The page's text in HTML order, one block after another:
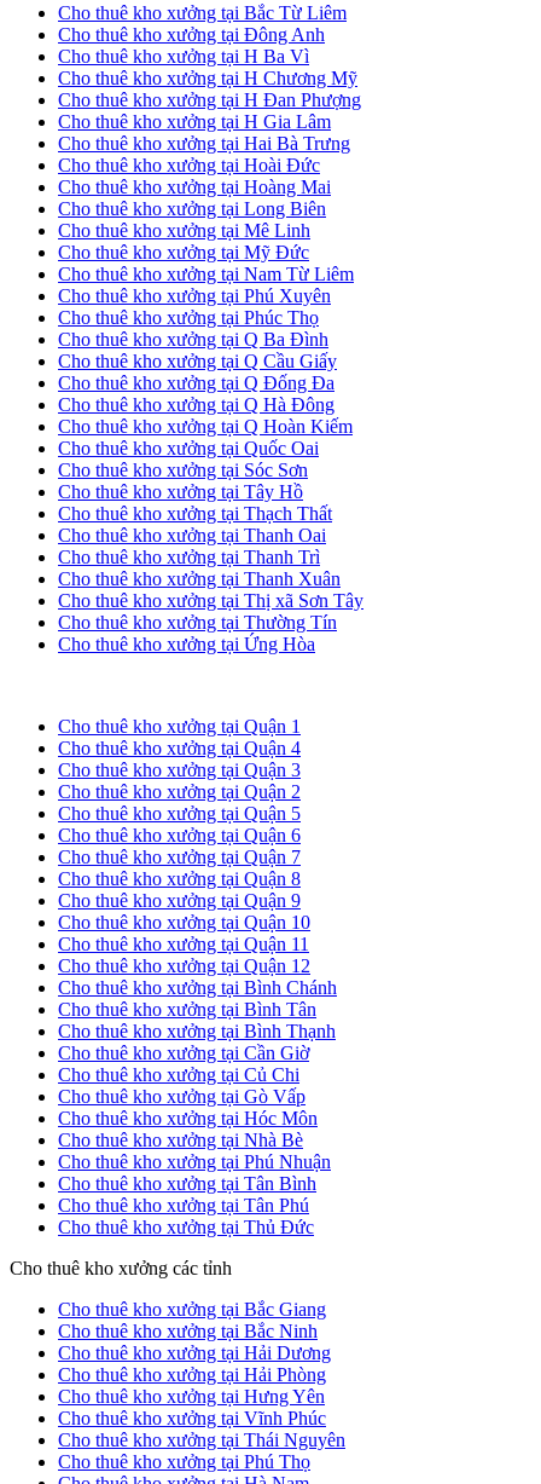
Cho thuê kho xưởng tại Bắc Từ Liêm
Cho thuê kho xưởng tại Đông Anh
Cho thuê kho xưởng tại H Ba Vì
Cho thuê kho xưởng tại H Chương Mỹ
Cho thuê kho xưởng tại H Đan Phượng
Cho thuê kho xưởng tại H Gia Lâm
Cho thuê kho xưởng tại Hai Bà Trưng
Cho thuê kho xưởng tại Hoài Đức
Cho thuê kho xưởng tại Hoàng Mai
Cho thuê kho xưởng tại Long Biên
Cho thuê kho xưởng tại Mê Linh
Cho thuê kho xưởng tại Mỹ Đức
Cho thuê kho xưởng tại Nam Từ Liêm
Cho thuê kho xưởng tại Phú Xuyên
Cho thuê kho xưởng tại Phúc Thọ
Cho thuê kho xưởng tại Q Ba Đình
Cho thuê kho xưởng tại Q Cầu Giấy
Cho thuê kho xưởng tại Q Đống Đa
Cho thuê kho xưởng tại Q Hà Đông
Cho thuê kho xưởng tại Q Hoàn Kiếm
Cho thuê kho xưởng tại Quốc Oai
Cho thuê kho xưởng tại Sóc Sơn
Cho thuê kho xưởng tại Tây Hồ
Cho thuê kho xưởng tại Thạch Thất
Cho thuê kho xưởng tại Thanh Oai
Cho thuê kho xưởng tại Thanh Trì
Cho thuê kho xưởng tại Thanh Xuân
Cho thuê kho xưởng tại Thị xã Sơn Tây
Cho thuê kho xưởng tại Thường Tín
Cho thuê kho xưởng tại Ứng Hòa
Cho thuê kho xưởng tại Quận 1
Cho thuê kho xưởng tại Quận 4
Cho thuê kho xưởng tại Quận 3
Cho thuê kho xưởng tại Quận 2
Cho thuê kho xưởng tại Quận 5
Cho thuê kho xưởng tại Quận 6
Cho thuê kho xưởng tại Quận 7
Cho thuê kho xưởng tại Quận 8
Cho thuê kho xưởng tại Quận 9
Cho thuê kho xưởng tại Quận 10
Cho thuê kho xưởng tại Quận 11
Cho thuê kho xưởng tại Quận 12
Cho thuê kho xưởng tại Bình Chánh
Cho thuê kho xưởng tại Bình Tân
Cho thuê kho xưởng tại Bình Thạnh
Cho thuê kho xưởng tại Cần Giờ
Cho thuê kho xưởng tại Củ Chi
Cho thuê kho xưởng tại Gò Vấp
Cho thuê kho xưởng tại Hóc Môn
Cho thuê kho xưởng tại Nhà Bè
Cho thuê kho xưởng tại Phú Nhuận
Cho thuê kho xưởng tại Tân Bình
Cho thuê kho xưởng tại Tân Phú
Cho thuê kho xưởng tại Thủ Đức
Cho thuê kho xưởng các tỉnh
Cho thuê kho xưởng tại Bắc Giang
Cho thuê kho xưởng tại Bắc Ninh
Cho thuê kho xưởng tại Hải Dương
Cho thuê kho xưởng tại Hải Phòng
Cho thuê kho xưởng tại Hưng Yên
Cho thuê kho xưởng tại Vĩnh Phúc
Cho thuê kho xưởng tại Thái Nguyên
Cho thuê kho xưởng tại Phú Thọ